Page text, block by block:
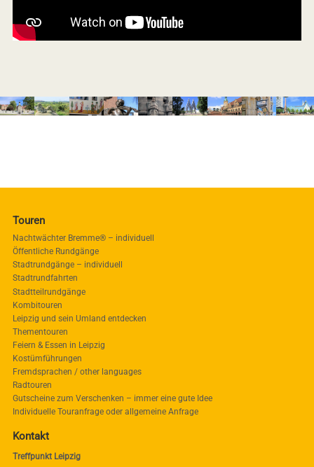
Touren
Nachtwächter Bremme® – individuell
Öffentliche Rundgänge
Stadtrundgänge – individuell
Stadtrundfahrten
Stadtteilrundgänge
Kombitouren
Leipzig und sein Umland entdecken
Thementouren
Feiern & Essen in Leipzig
Kostümführungen
Fremdsprachen / other languages
Radtouren
Gutscheine zum Verschenken – immer eine gute Idee
Individuelle Touranfrage oder allgemeine Anfrage
Kontakt
Treffpunkt Leipzig